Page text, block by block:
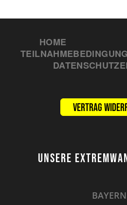
HOME
Vertrag
UNSERE
BAYERN